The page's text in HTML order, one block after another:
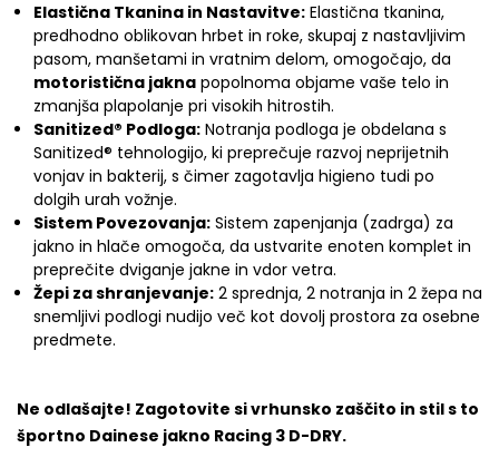
Elastična Tkanina in Nastavitve: Elastična tkanina,
predhodno oblikovan hrbet in roke, skupaj z nastavljivim
pasom, manšetami in vratnim delom, omogočajo, da
motoristična jakna popolnoma objame vaše telo in
zmanjša plapolanje pri visokih hitrostih.
Sanitized® Podloga: Notranja podloga je obdelana s
Sanitized® tehnologijo, ki preprečuje razvoj neprijetnih
vonjav in bakterij, s čimer zagotavlja higieno tudi po
dolgih urah vožnje.
Sistem Povezovanja: Sistem zapenjanja (zadrga) za
jakno in hlače omogoča, da ustvarite enoten komplet in
preprečite dviganje jakne in vdor vetra.
Žepi za shranjevanje: 2 sprednja, 2 notranja in 2 žepa na
snemljivi podlogi nudijo več kot dovolj prostora za osebne
predmete.
Ne odlašajte! Zagotovite si vrhunsko zaščito in stil s to
športno Dainese jakno Racing 3 D-DRY.